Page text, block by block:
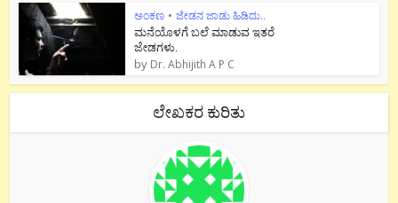
ಅಂಕಣ • ಜೇಡನ ಜಾಡು ಹಿಡಿದು..
ಮನೆಯೊಳಗೆ ಬಲೆ ಮಾಡುವ ಇತರೆ
ಜೇಡಗಳು.
by Dr. Abhijith A P C
ಲೇಖಕರ ಕುರಿತು